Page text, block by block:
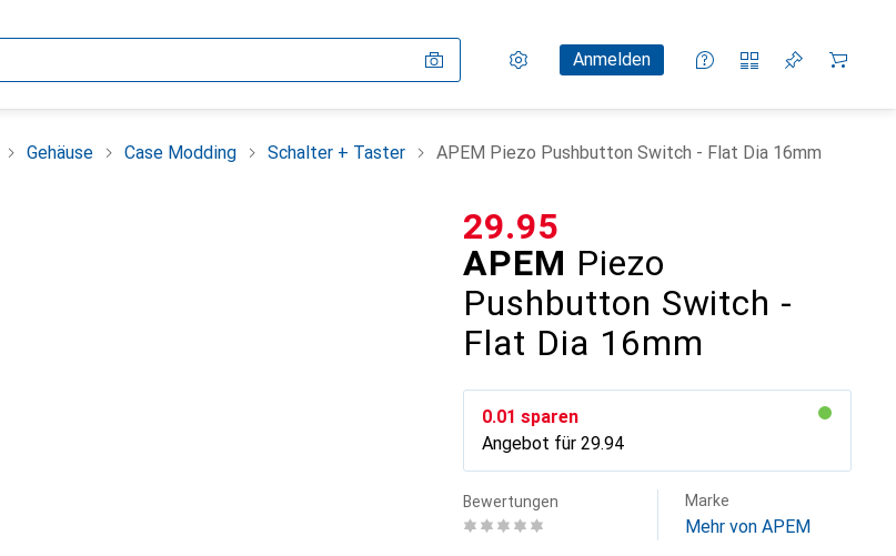
Einstellungen
KundenkontoAnmelden
Vergleichslisten
Merklisten
Warenkorb
Gehäuse Case Modding Schalter + Taster APEM Piezo Pushbutton Switch - Flat Dia 16mm
APEM Piezo
Pushbutton Switch -
Flat Dia 16mm
CHF
29.95
CHF
0.01 sparen
Angebot für CHF
29.94
Bewertungen Marke
Mehr von APEM